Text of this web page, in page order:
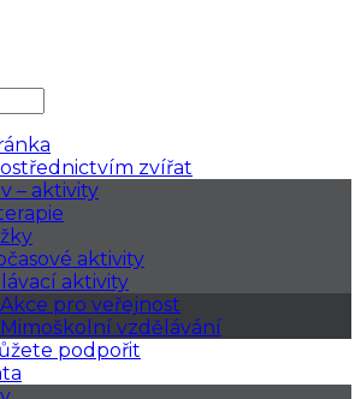
zvířat
– aktivity
aktivity
aktivity
Akce pro veřejnost
Mimoškolní vzdělávání
podpořit